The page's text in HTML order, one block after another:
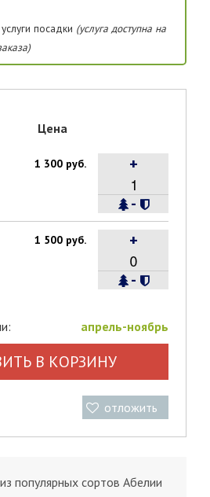
посадки (услуга доступна на
Цена
1 300 руб.
-
+
1 500 руб.
-
+
апрель-ноябрь
В КОРЗИНУ
отложить
популярных сортов Абелии